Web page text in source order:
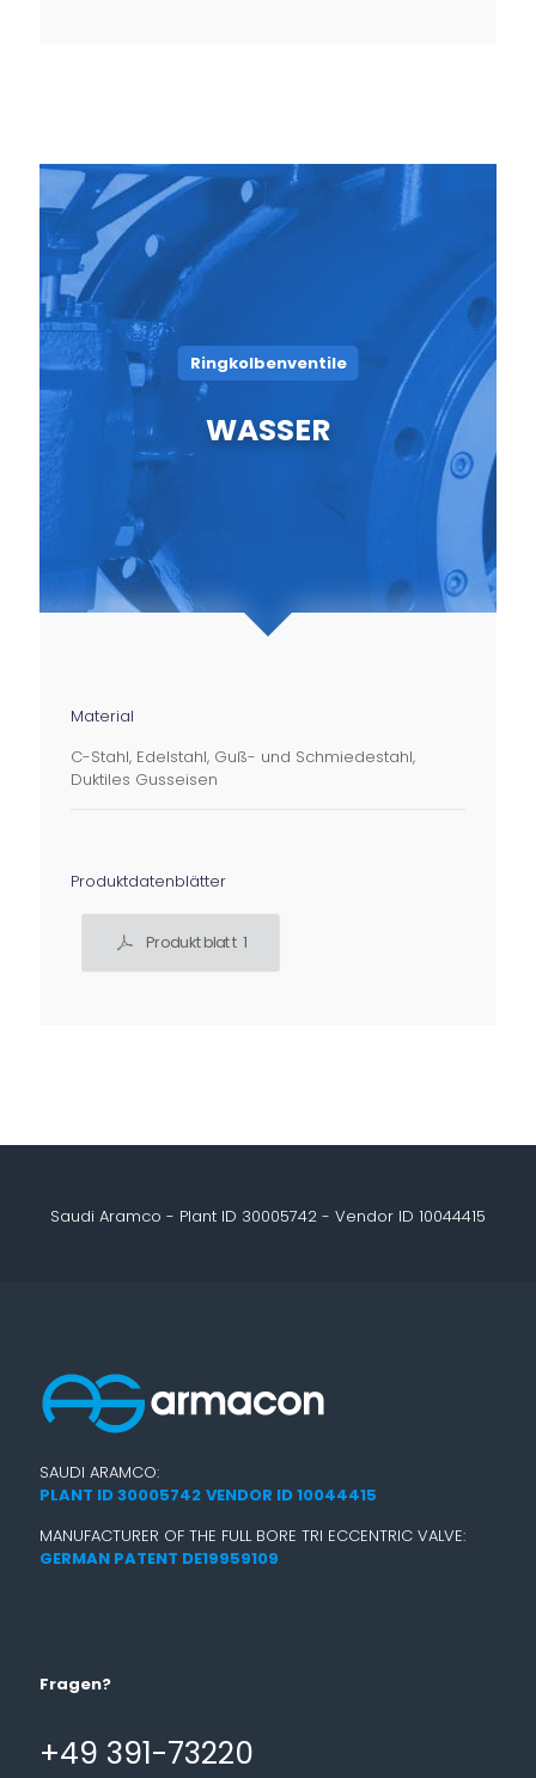
Ringkolbenventile
WASSER
Material
C-Stahl, Edelstahl, Guß- und Schmiedestahl,
Duktiles Gusseisen
Produktdatenblätter
Produktblatt 1
Saudi Aramco - Plant ID 30005742 - Vendor ID 10044415
SAUDI ARAMCO:
PLANT ID 30005742 VENDOR ID 10044415
MANUFACTURER OF THE FULL BORE TRI ECCENTRIC VALVE:
GERMAN PATENT DE19959109
Fragen?
+49 391-73220